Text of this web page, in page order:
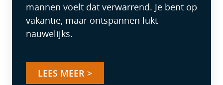
mannen voelt dat verwarrend. Je bent op
vakantie, maar ontspannen lukt
nauwelijks.
LEES MEER >